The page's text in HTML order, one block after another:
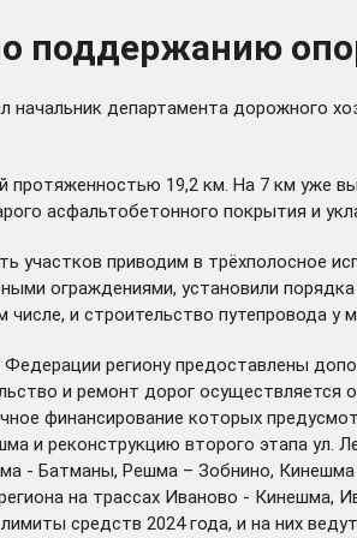
поддержанию
департамента дорожного
19,2 км. На 7 км уже
асфальтобетонного покрытия и
приводим в трёхполосное
ограждениями, установили
и строительство путепровода у
региону предоставлены
и ремонт дорог
финансирование которых
и реконструкцию второго этапа ул.
- Батманы, Решма – Зобнино,
на трассах Иваново - Кинешма,
средств 2024 года, и на них